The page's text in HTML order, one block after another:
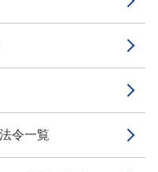
令一覧